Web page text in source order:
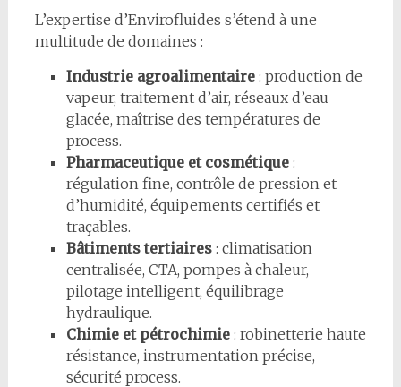
L’expertise d’Envirofluides s’étend à une
multitude de domaines :
Industrie agroalimentaire: production de
vapeur, traitement d’air, réseaux d’eau
glacée, maîtrise des températures de
process.
Pharmaceutique et cosmétique:
régulation fine, contrôle de pression et
d’humidité, équipements certifiés et
traçables.
Bâtiments tertiaires: climatisation
centralisée, CTA, pompes à chaleur,
pilotage intelligent, équilibrage
hydraulique.
Chimie et pétrochimie: robinetterie haute
résistance, instrumentation précise,
sécurité process.